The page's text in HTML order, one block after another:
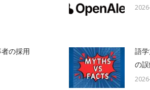
の採用
語
の誤